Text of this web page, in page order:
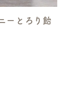
ーとろり飴